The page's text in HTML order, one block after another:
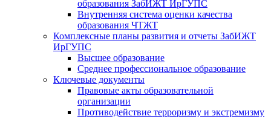
образования ЗабИЖТ ИрГУПС
Внутренняя система оценки качества
образования ЧТЖТ
Комплексные планы развития и отчеты ЗабИЖТ
ИрГУПС
Высшее образование
Среднее профессиональное образование
Ключевые документы
Правовые акты образовательной
организации
Противодействие терроризму и экстремизму